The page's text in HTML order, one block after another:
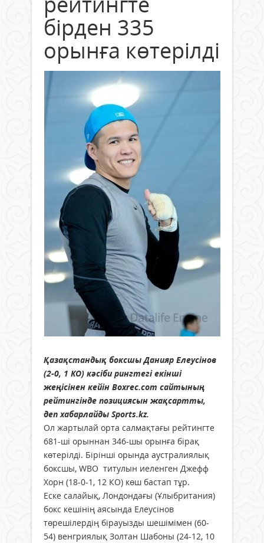
бірден 335
орынға көтерілді
Қазақстандық боксшы Данияр Елеусінов
(2-0, 1 КО) кәсіби рингтегі екінші
жеңісінен кейін Boxrec.com сайтының
рейтингінде позициясын жақсартты,
деп хабарлайды Sports.kz.
Ол жартылай орта салмақтағы рейтингте
681-ші орыннан 346-шы орынға бірақ
көтерілді. Бірінші орында аустралиялық
боксшы, WBO титулын иеленген Джефф
Хорн (18-0-1, 12 КО) көш бастап тұр.
Еске салайық, Лондондағы (Ұлыбритания)
бокс кешінің аясында Елеусінов
төрешілердің бірауызды шешімімен (60-
54) венгриялық Золтан Шабоны (24-12, 10